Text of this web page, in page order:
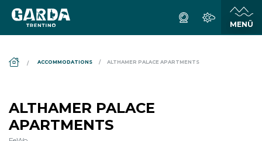
ACCOMMODATIONS ALTHAMER PALACE APARTMENTS
ALTHAMER PALACE
APARTMENTS